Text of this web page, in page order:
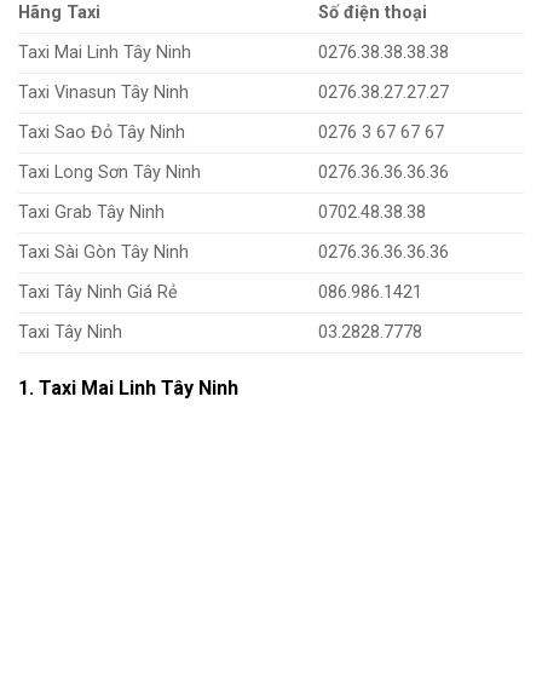
Hãng Taxi
Số điện thoại
Taxi Mai Linh Tây Ninh
0276.38.38.38.38
Taxi Vinasun Tây Ninh
0276.38.27.27.27
Taxi Sao Đỏ Tây Ninh
0276 3 67 67 67
Taxi Long Sơn Tây Ninh
0276.36.36.36.36
Taxi Grab Tây Ninh
0702.48.38.38
Taxi Sài Gòn Tây Ninh
0276.36.36.36.36
Taxi Tây Ninh Giá Rẻ
086.986.1421
Taxi Tây Ninh
03.2828.7778
1. Taxi Mai Linh Tây Ninh